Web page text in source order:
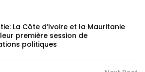
La Côte d’Ivoire et la Mauritanie
première session de
politiques